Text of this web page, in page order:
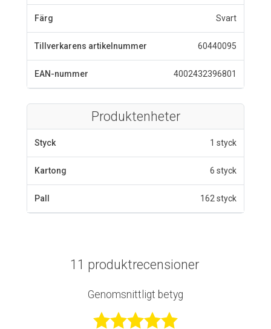
Färg Svart
Tillverkarens artikelnummer 60440095
EAN-nummer 4002432396801
Produktenheter
Styck 1 styck
Kartong 6 styck
Pall 162 styck
11 produktrecensioner
Genomsnittligt betyg
Betygsatt 4,9